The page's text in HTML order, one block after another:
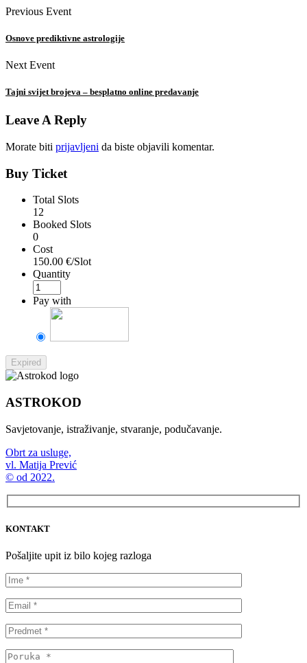
Previous Event
Osnove prediktivne astrologije
Next Event
Tajni svijet brojeva – besplatno online predavanje
Leave A Reply
Morate biti prijavljeni da biste objavili komentar.
Buy Ticket
Total Slots
12
Booked Slots
0
Cost
150.00 €/Slot
Quantity
Pay with
Expired
ASTROKOD
Savjetovanje, istraživanje, stvaranje, podučavanje.
Obrt za usluge,
vl. Matija Prević
© od 2022.
KONTAKT
Pošaljite upit iz bilo kojeg razloga